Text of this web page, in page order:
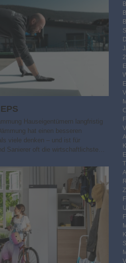
Hauseigentümern langfristig
hat einen besseren
viele denken – und ist für
Sanierer oft die wirtschaftlichste…